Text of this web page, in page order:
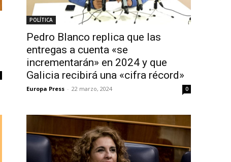
POLÍTICA
Pedro Blanco replica que las
entregas a cuenta «se
incrementarán» en 2024 y que
Galicia recibirá una «cifra récord»
Europa Press - 22 marzo, 2024 0